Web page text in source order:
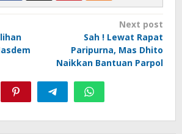
Next post
Sah ! Lewat Rapat
Paripurna, Mas Dhito
Naikkan Bantuan Parpol